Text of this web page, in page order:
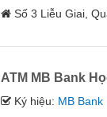
Số 3 Liễu Giai,
ATM MB Bank
Ký hiệu: MB Bank